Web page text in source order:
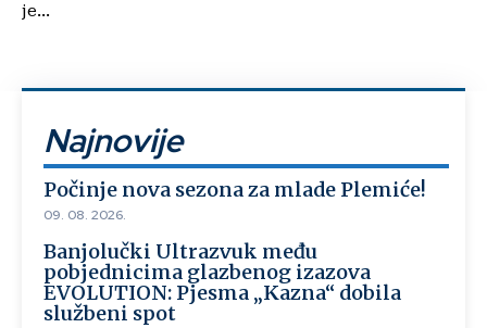
je...
Najnovije
Počinje nova sezona za mlade Plemiće!
09. 08. 2026.
Banjolučki Ultrazvuk među
pobjednicima glazbenog izazova
EVOLUTION: Pjesma „Kazna“ dobila
službeni spot